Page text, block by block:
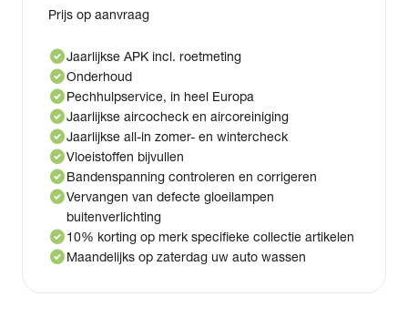
Prijs op aanvraag
check_circleJaarlijkse APK incl. roetmeting
check_circleOnderhoud
check_circlePechhulpservice, in heel Europa
check_circleJaarlijkse aircocheck en aircoreiniging
check_circleJaarlijkse all-in zomer- en wintercheck
check_circleVloeistoffen bijvullen
check_circleBandenspanning controleren en corrigeren
check_circleVervangen van defecte gloeilampen
buitenverlichting
check_circle10% korting op merk specifieke collectie artikelen
check_circleMaandelijks op zaterdag uw auto wassen